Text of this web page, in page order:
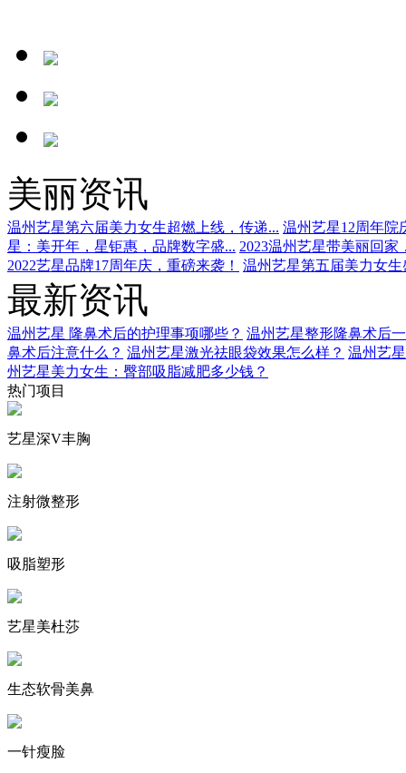
美丽资讯
温州艺星第六届美力女生超燃上线，传递... 温州艺星12周年院
星：美开年，星钜惠，品牌数字盛... 2023温州艺星带美丽回家
2022艺星品牌17周年庆，重磅来袭！
温州艺星第五届美力女
最新资讯
温州艺星 隆鼻术后的护理事项哪些？ 温州艺星整形隆鼻术后
鼻术后注意什么？ 温州艺星激光祛眼袋效果怎么样？ 温州艺
州艺星美力女生：臀部吸脂减肥多少钱？
热门项目
艺星深V丰胸
注射微整形
吸脂塑形
艺星美杜莎
生态软骨美鼻
一针瘦脸